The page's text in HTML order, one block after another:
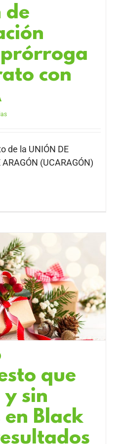
de
con
de la UNIÓN DE
(UCARAGÓN)
que
sin
Black